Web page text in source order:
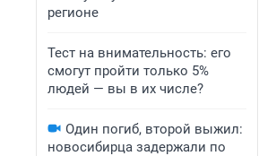
регионе
Тест на внимательность: его
смогут пройти только 5%
людей — вы в их числе?
Один погиб, второй выжил:
новосибирца задержали по